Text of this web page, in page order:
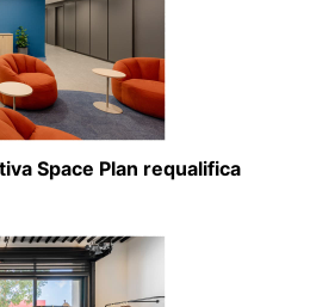
Space Plan requalifica